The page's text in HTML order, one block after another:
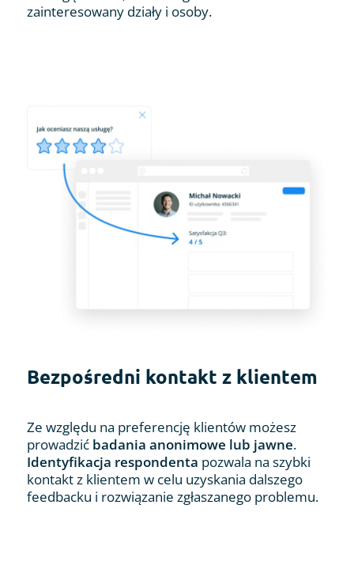
zainteresowany działy i osoby.
Bezpośredni kontakt z klientem
Ze względu na preferencję klientów możesz
prowadzićbadania anonimowe lub jawne.
Identyfikacja respondenta pozwala na szybki
kontakt z klientem w celu uzyskania dalszego
feedbacku i rozwiązanie zgłaszanego problemu.